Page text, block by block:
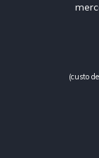
(custo